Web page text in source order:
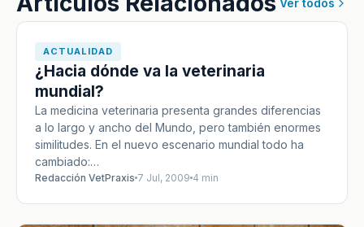
Ver todos
ACTUALIDAD
¿Hacia dónde va la veterinaria
mundial?
La medicina veterinaria presenta grandes diferencias
a lo largo y ancho del Mundo, pero también enormes
similitudes. En el nuevo escenario mundial todo ha
cambiado:…
Redacción VetPraxis 7 Jul, 2009 4 min